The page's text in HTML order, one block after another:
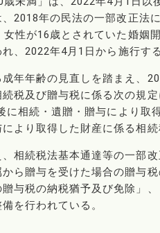
2018年の民法の一部改正法
女性が16歳とされていた婚姻
、2022年4月1日から施行す
年年齢の見直しを踏まえ、
税及び贈与税に係る次の規
に相続・遺贈・贈与により取
より取得した財産に係る相
相続税法基本通達等の一部
ら贈与を受けた場合の贈与
与税の納税猶予及び免除」
を行われている。